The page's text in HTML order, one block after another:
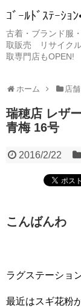
ｺﾞｰﾙﾄﾞｽﾃｰｼｮ
古着・ブランド服
取販売 リサイク
取専門店もOPEN!
ホーム 店
瑞穂店 レザ
青梅 16号
2016/2/22
こんばんわ
ラグステーショ
最近はスギ花粉